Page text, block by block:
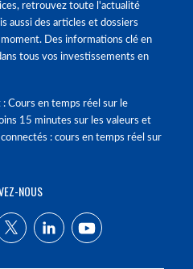
retrouvez toute l'actualité
aussi des articles et dossiers
Des informations clé en
tous vos investissements en
: Cours en temps réel sur le
15 minutes sur les valeurs et
: cours en temps réel sur
NOUS